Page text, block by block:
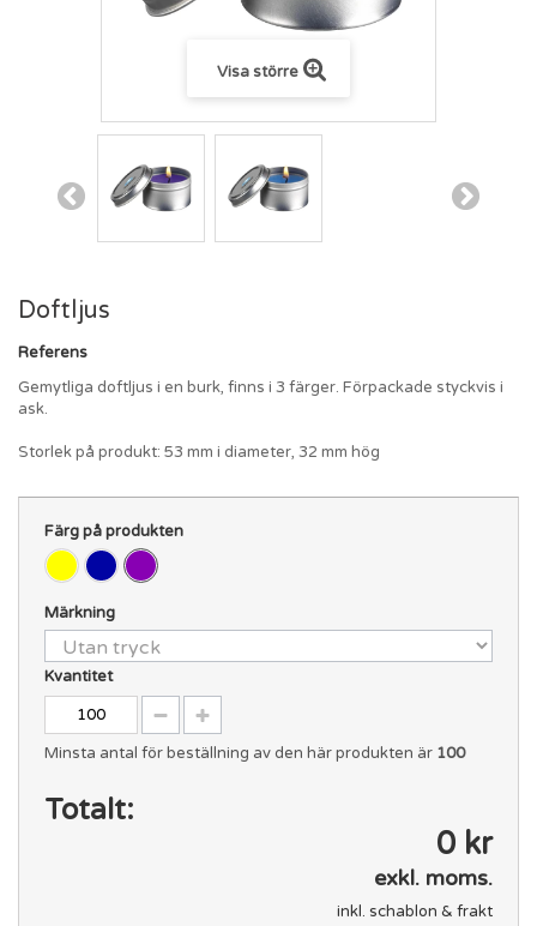
Visa större
Doftljus
Referens
Gemytliga doftljus i en burk, finns i 3 färger. Förpackade styckvis i
ask.
Storlek på produkt: 53 mm i diameter, 32 mm hög
Färg på produkten
Märkning
Kvantitet
Minsta antal för beställning av den här produkten är 100
Totalt:
0 kr
exkl. moms.
inkl. schablon & frakt